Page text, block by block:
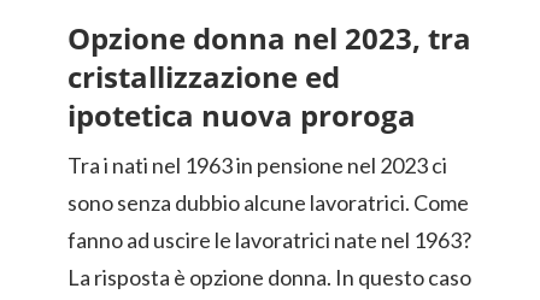
Opzione donna nel 2023, tra
cristallizzazione ed
ipotetica nuova proroga
Tra i nati nel 1963 in pensione nel 2023 ci
sono senza dubbio alcune lavoratrici. Come
fanno ad uscire le lavoratrici nate nel 1963?
La risposta è opzione donna. In questo caso